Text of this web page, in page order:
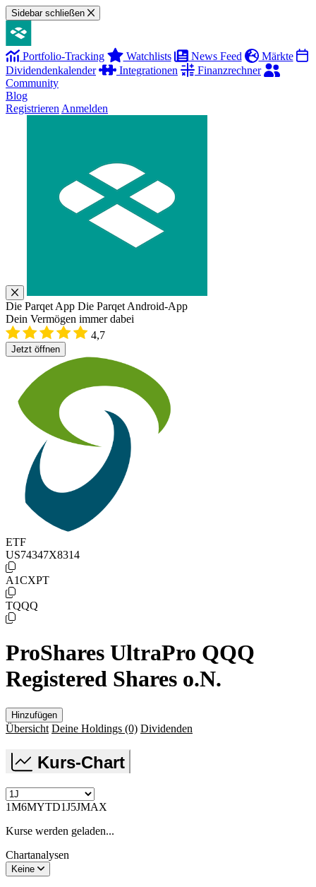
Sidebar schließen
Portfolio-Tracking Watchlists News Feed
Märkte
Dividendenkalender
Integrationen
Finanzrechner
Community
Blog
Registrieren Anmelden
Die Parqet App Die Parqet Android-App
Dein Vermögen immer dabei
4,7
Jetzt öffnen
ETF
US74347X8314
A1CXPT
TQQQ
ProShares UltraPro QQQ
Registered Shares o.N.
Hinzufügen
Übersicht Deine Holdings (0) Dividenden
Kurs-Chart
1M6MYTD1J5JMAX
Kurse werden geladen...
Chartanalysen
Keine